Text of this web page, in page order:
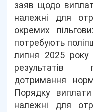
заяв щодо
належні для
окремих
потребують
липня 2025
результатів
дотримання
Порядку
належні для